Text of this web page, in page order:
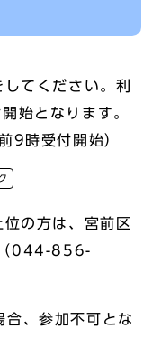
てください。利
始となります。
9時受付開始）
の方は、宮前区
（044-856-
、参加不可とな